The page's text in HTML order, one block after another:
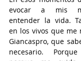
evocar a mis
entender la vida.
en los vivos que me
Giancaspro, que
necesario.